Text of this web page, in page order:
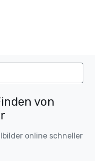
von
online schneller